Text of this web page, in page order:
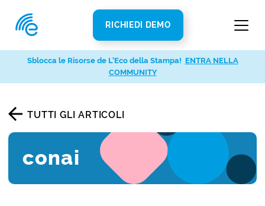
RICHIEDI DEMO
TUTTI GLI ARTICOLI
conai
Sblocca le Risorse de L’Eco della Stampa! ENTRA NELLA
COMMUNITY